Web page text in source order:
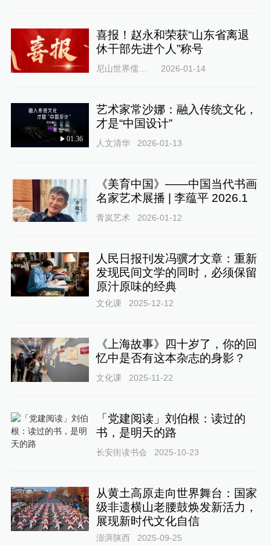
喜报！赵永和荣获“山东省离退
休干部先进个人”称号
尼山世界儒学中心 2026-01-14
01:36
艺术家常沙娜：融入传统文化，
才是“中国设计”
人文清华 2026-01-13
《美育中国》——中国当代书画
名家艺术展播 | 李蕴平 2026.1
青岚艺术 2026-01-12
人民日报刊发冯骥才文章：重新
发现民间文学的同时，必须保留
原汁原味的经典
文化课 2025-12-12
《上海故事》四十岁了，你的回
忆中是否有这本杂志的身影？
文化课 2025-11-22
「党建阅读」刘伯根：读过的
书，是明天的路
长安街读书会 2025-10-23
从黄土高原走向世界舞台：国家
级非遗横山老腰鼓焕发新活力，
展现新时代文化自信
澎湃陕西 2025-09-25